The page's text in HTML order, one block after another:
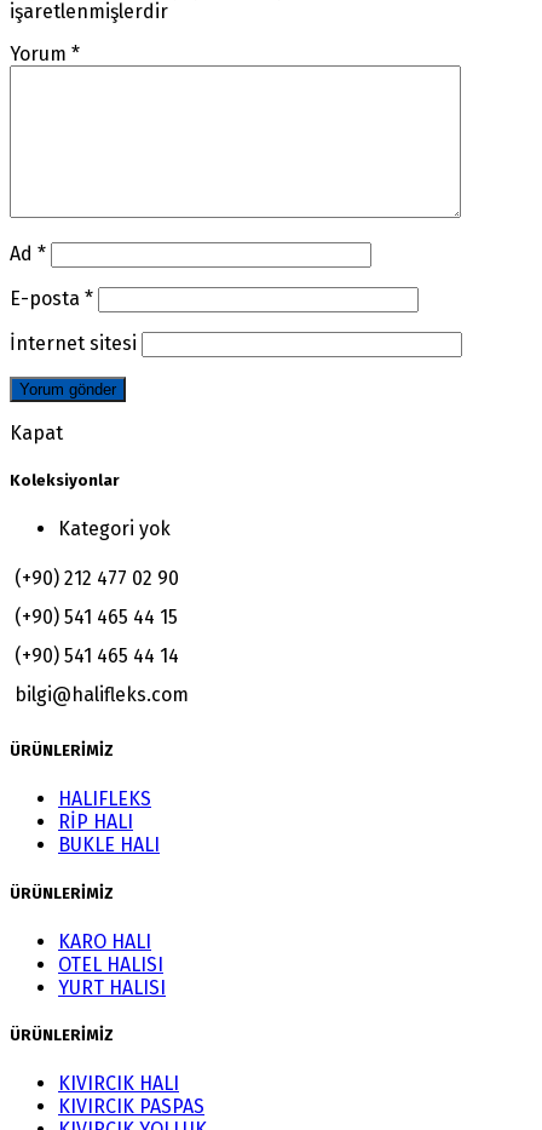
işaretlenmişlerdir
Yorum *
Ad *
E-posta *
İnternet sitesi
Kapat
Koleksiyonlar
Kategori yok
(+90) 212 477 02 90
(+90) 541 465 44 15
(+90) 541 465 44 14
bilgi@halifleks.com
ÜRÜNLERİMİZ
HALIFLEKS
RİP HALI
BUKLE HALI
ÜRÜNLERİMİZ
KARO HALI
OTEL HALISI
YURT HALISI
ÜRÜNLERİMİZ
KIVIRCIK HALI
KIVIRCIK PASPAS